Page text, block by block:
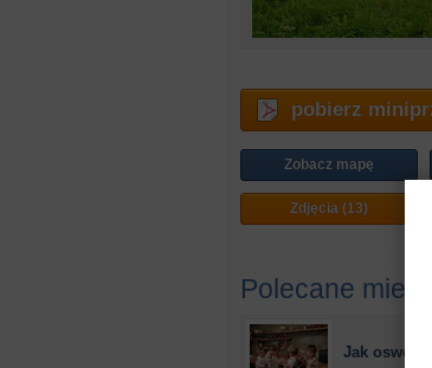
pobierz
Zobacz mapę
Zdjęcia (13)
Polecane
Jak oswoić